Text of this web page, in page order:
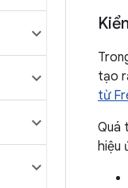
tạo
từ
Quá
hiệu